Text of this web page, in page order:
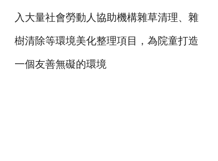
入大量社會勞動人協助機構雜草清理、雜
樹清除等環境美化整理項目，為院童打造
一個友善無礙的環境